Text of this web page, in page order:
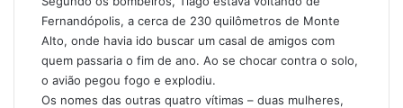
Fernandópolis, a cerca de 230 quilômetros de Monte
Alto, onde havia ido buscar um casal de amigos com
quem passaria o fim de ano. Ao se chocar contra o solo,
o avião pegou fogo e explodiu.
Os nomes das outras quatro vítimas – duas mulheres,